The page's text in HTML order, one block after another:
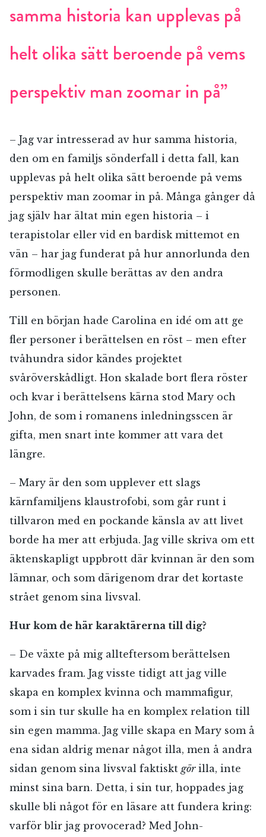
samma historia kan upplevas på
helt olika sätt beroende på vems
perspektiv man zoomar in på”
– Jag var intresserad av hur samma historia,
den om en familjs sönderfall i detta fall, kan
upplevas på helt olika sätt beroende på vems
perspektiv man zoomar in på. Många gånger då
jag själv har ältat min egen historia – i
terapistolar eller vid en bardisk mittemot en
vän – har jag funderat på hur annorlunda den
förmodligen skulle berättas av den andra
personen.
Till en början hade Carolina en idé om att ge
fler personer i berättelsen en röst – men efter
tvåhundra sidor kändes projektet
svåröverskådligt. Hon skalade bort flera röster
och kvar i berättelsens kärna stod Mary och
John, de som i romanens inledningsscen är
gifta, men snart inte kommer att vara det
längre.
– Mary är den som upplever ett slags
kärnfamiljens klaustrofobi, som går runt i
tillvaron med en pockande känsla av att livet
borde ha mer att erbjuda. Jag ville skriva om ett
äktenskapligt uppbrott där kvinnan är den som
lämnar, och som därigenom drar det kortaste
strået genom sina livsval.
Hur kom de här karaktärerna till dig?
– De växte på mig allteftersom berättelsen
karvades fram. Jag visste tidigt att jag ville
skapa en komplex kvinna och mammafigur,
som i sin tur skulle ha en komplex relation till
sin egen mamma. Jag ville skapa en Mary som å
ena sidan aldrig menar något illa, men å andra
sidan genom sina livsval faktiskt görilla, inte
minst sina barn. Detta, i sin tur, hoppades jag
skulle bli något för en läsare att fundera kring:
varför blir jag provocerad? Med John-